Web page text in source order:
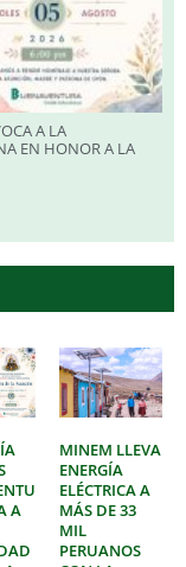
A LA
EN HONOR A LA
A
MINEM LLEVA
ENERGÍA
ELÉCTRICA A
MÁS DE 33
MIL
PERUANOS